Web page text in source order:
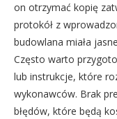
on otrzymać kopię
protokół z
budowlana miała
Często warto
lub instrukcje, które
wykonawców. Brak
błędów, które będą